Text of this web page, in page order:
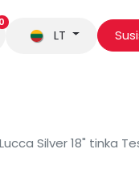
0
LT
Silver 18" tinka